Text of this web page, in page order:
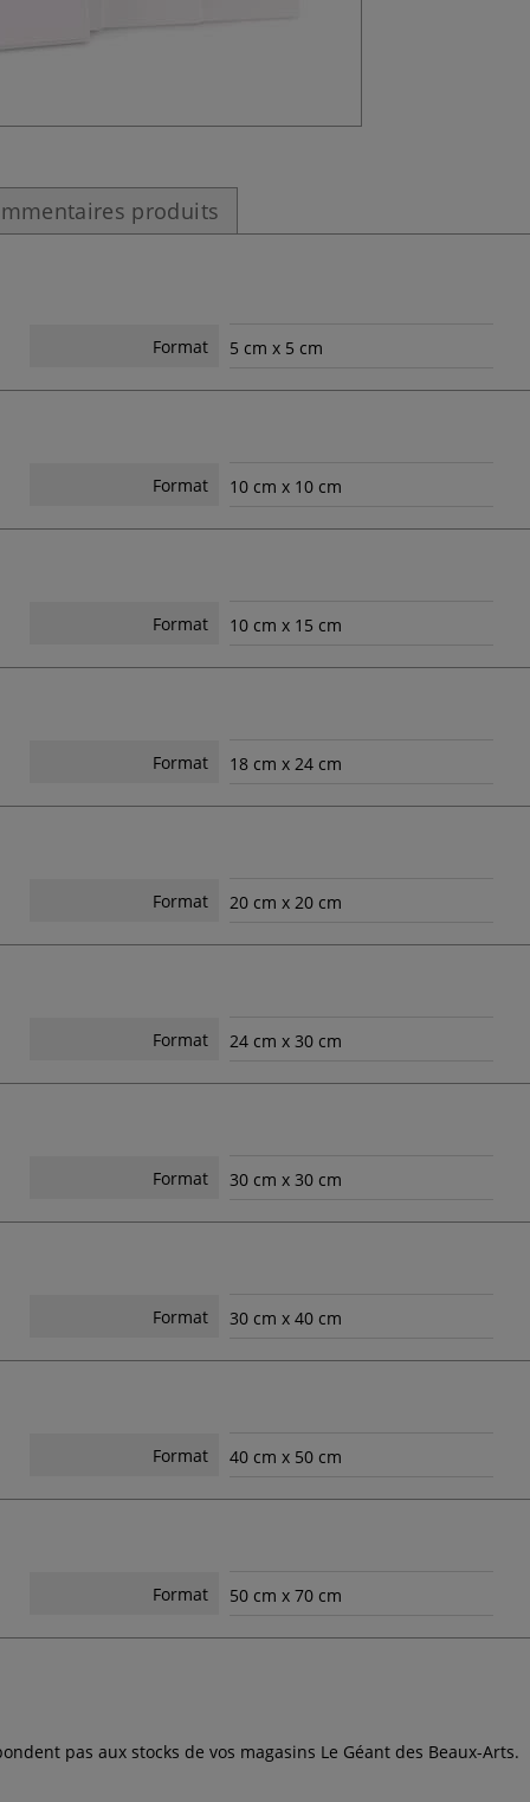
produits
Format 5 cm x 5 cm
Format 10 cm x 10 cm
Format 10 cm x 15 cm
Format 18 cm x 24 cm
Format 20 cm x 20 cm
Format 24 cm x 30 cm
Format 30 cm x 30 cm
Format 30 cm x 40 cm
Format 40 cm x 50 cm
Format 50 cm x 70 cm
pas aux stocks de vos magasins Le Géant des Beaux-Arts.